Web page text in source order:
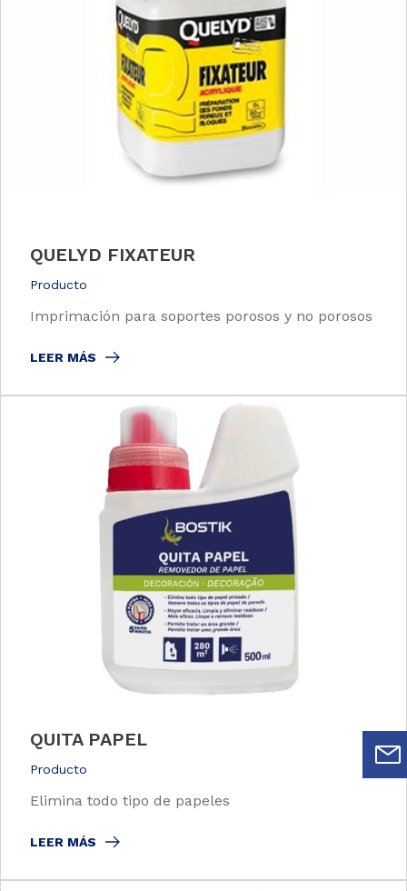
QUELYD FIXATEUR
Producto
Imprimación para soportes porosos y no porosos
LEER MÁS
QUITA PAPEL
Producto
Elimina todo tipo de papeles
LEER MÁS